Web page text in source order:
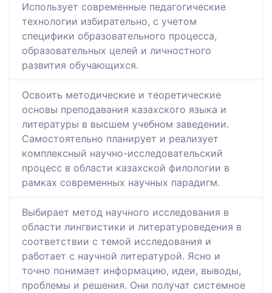
Использует современные педагогические
технологии избирательно, с учетом
специфики образовательного процесса,
образовательных целей и личностного
развития обучающихся.
Освоить методические и теоретические
основы преподавания казахского языка и
литературы в высшем учебном заведении.
Самостоятельно планирует и реализует
комплексный научно-исследовательский
процесс в области казахской филологии в
рамках современных научных парадигм.
Выбирает метод научного исследования в
области лингвистики и литературоведения в
соответствии с темой исследования и
работает с научной литературой. Ясно и
точно понимает информацию, идеи, выводы,
проблемы и решения. Они получат системное